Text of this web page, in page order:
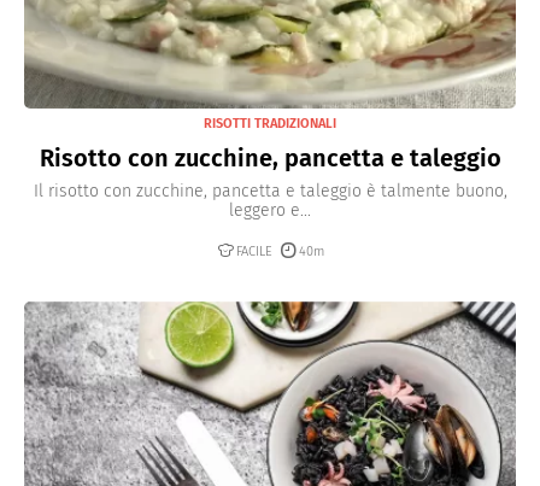
RISOTTI TRADIZIONALI
Risotto con zucchine, pancetta e taleggio
Il risotto con zucchine, pancetta e taleggio è talmente buono,
leggero e...
FACILE 40m